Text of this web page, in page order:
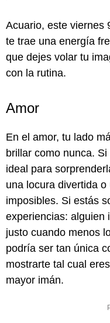
Acuario, este viernes
te trae una energía
que dejes volar tu
con la rutina.
Amor
En el amor, tu lado
brillar como nunca.
ideal para
una locura divertida
imposibles. Si estás
experiencias: alguien
justo cuando menos
podría ser tan única
mostrarte tal cual
mayor imán.